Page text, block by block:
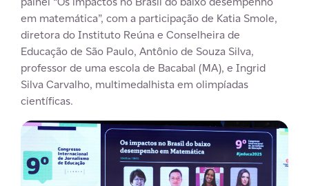
em matemática”, com a participação de Katia Smole,
diretora do Instituto Reúna e Conselheira de
Educação de São Paulo, Antônio de Souza Silva,
professor de uma escola de Bacabal (MA), e Ingrid
Silva Carvalho, multimedalhista em olimpíadas
científicas.